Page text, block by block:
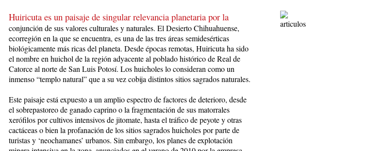
Huiricuta es un paisaje de singular relevancia planetaria por la
conjunción de sus valores culturales y naturales. El Desierto Chihuahuense,
ecorregión en la que se encuentra, es una de las tres áreas semidesérticas
biológicamente más ricas del planeta. Desde épocas remotas, Huiricuta ha sido
el nombre en huichol de la región adyacente al poblado histórico de Real de
Catorce al norte de San Luis Potosí. Los huicholes lo consideran como un
inmenso “templo natural” que a su vez cobija distintos sitios sagrados naturales.
Este paisaje está expuesto a un amplio espectro de factores de deterioro, desde
el sobrepastoreo de ganado caprino o la fragmentación de sus matorrales
xerófilos por cultivos intensivos de jitomate, hasta el tráfico de peyote y otras
cactáceas o bien la profanación de los sitios sagrados huicholes por parte de
turistas y ‘neochamanes’ urbanos. Sin embargo, los planes de explotación